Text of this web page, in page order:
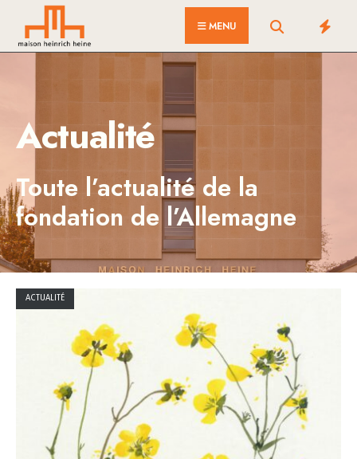
MENU
Actualité
Toute l’actualité de la
fondation de l’Allemagne
ACTUALITÉ